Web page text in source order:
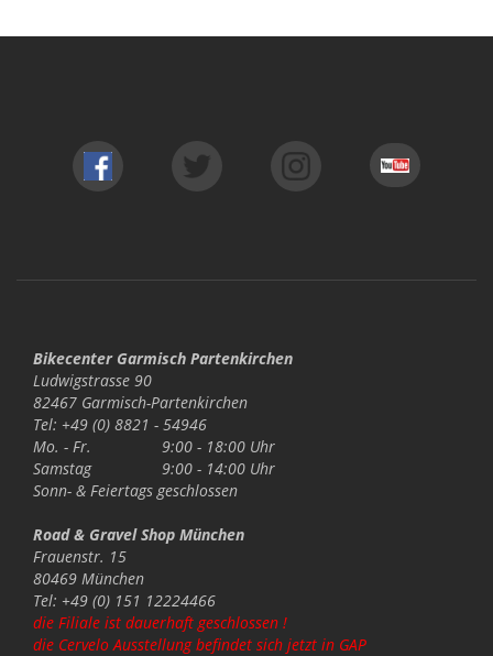
Bikecenter Garmisch Partenkirchen
Ludwigstrasse 90
82467 Garmisch-Partenkirchen
Tel: +49 (0) 8821 - 54946
Mo. - Fr.
9:00 - 18:00 Uhr
Samstag
9:00 - 14:00 Uhr
Sonn- & Feiertags geschlossen
Road & Gravel Shop München
Frauenstr. 15
80469 München
Tel: +49 (0) 151 12224466
die Filiale ist dauerhaft geschlossen !
die Cervelo Ausstellung befindet sich jetzt in GAP